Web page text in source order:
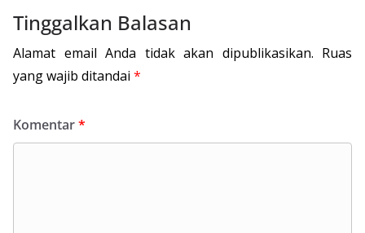
Tinggalkan Balasan
Alamat email Anda tidak akan dipublikasikan. Ruas
yang wajib ditandai *
Komentar*